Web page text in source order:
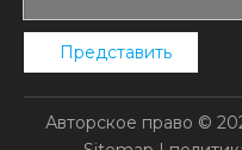
Представить
Авторское право ©